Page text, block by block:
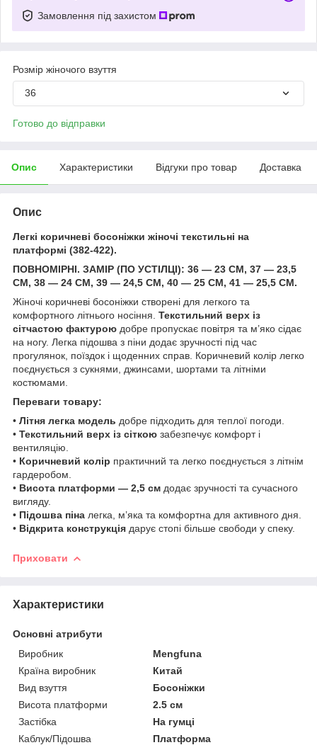
Замовлення під захистом
Розмір жіночого взуття
36
Готово до відправки
Опис Характеристики Відгуки про товар Доставка
Опис
Легкі коричневі босоніжки жіночі текстильні на
платформі (382-422).
ПОВНОМІРНІ. ЗАМІР (ПО УСТІЛЦІ): 36 — 23 СМ, 37 — 23,5
СМ, 38 — 24 СМ, 39 — 24,5 СМ, 40 — 25 СМ, 41 — 25,5 СМ.
Жіночі коричневі босоніжки створені для легкого та
комфортного літнього носіння. Текстильний верх із
сітчастою фактурою добре пропускає повітря та м’яко сідає
на ногу. Легка підошва з піни додає зручності під час
прогулянок, поїздок і щоденних справ. Коричневий колір легко
поєднується з сукнями, джинсами, шортами та літніми
костюмами.
Переваги товару:
• Літня легка модель добре підходить для теплої погоди.
• Текстильний верх із сіткою забезпечує комфорт і
вентиляцію.
• Коричневий колір практичний та легко поєднується з літнім
гардеробом.
• Висота платформи — 2,5 см додає зручності та сучасного
вигляду.
• Підошва піна легка, м’яка та комфортна для активного дня.
• Відкрита конструкція дарує стопі більше свободи у спеку.
Приховати
Характеристики
Основні атрибути
Виробник
Mengfuna
Країна виробник
Китай
Вид взуття
Босоніжки
Висота платформи
2.5 см
Застібка
На гумці
Каблук/Підошва
Платформа